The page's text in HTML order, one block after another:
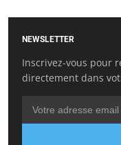
NEWSLETTER
Inscrivez-vous pour
directement dans